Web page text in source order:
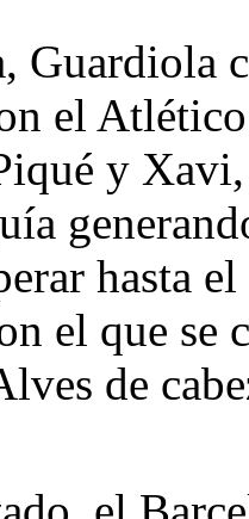
Guardiola
el
y
hasta
el que se
de